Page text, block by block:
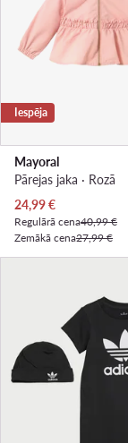
Iespēja
Mayoral
Pārejas jaka · Rozā
Pašreizējā cena
24,99€
Regulārā cena40,99 €
Zemākā cena27,99 €